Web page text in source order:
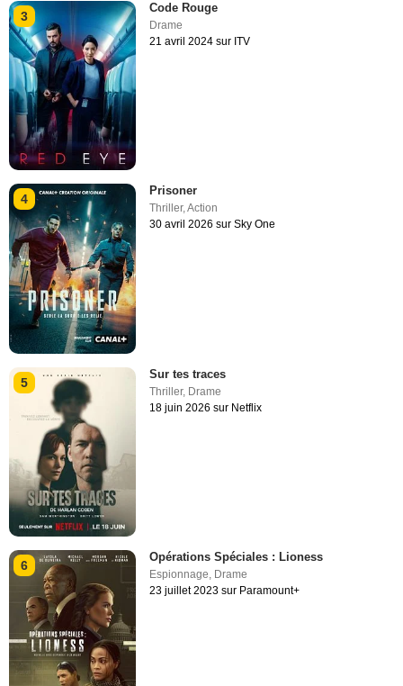
3
Code Rouge
Drame
21 avril 2024 sur ITV
4
Prisoner
Thriller,Action
30 avril 2026 sur Sky One
5
Sur tes traces
Thriller, Drame
18 juin 2026 sur Netflix
6
Opérations Spéciales : Lioness
Espionnage, Drame
23 juillet 2023 sur Paramount+